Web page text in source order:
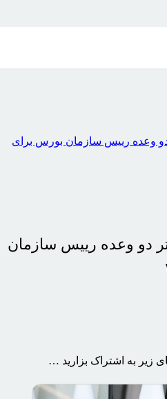
دو وعده رییس سازمان بورس برای
دو وعده رییس سازمان
زیر به اشتراک بزارید …